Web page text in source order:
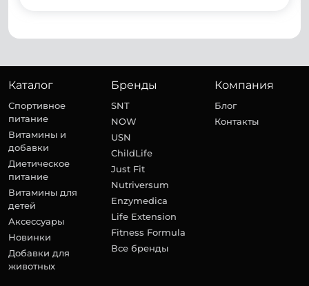
двойную пользу?
Каталог
Спортивное
питание
Витамины и
добавки
Диетическое
питание
Витамины для
детей
Аксессуары
Новинки
Добавки для
животных
Бренды
SNT
NOW
USN
ChildLife
Just Fit
Nutriversum
Enzymedica
Life Extension
Fitness Formula
Все бренды
Компания
Блог
Контакты